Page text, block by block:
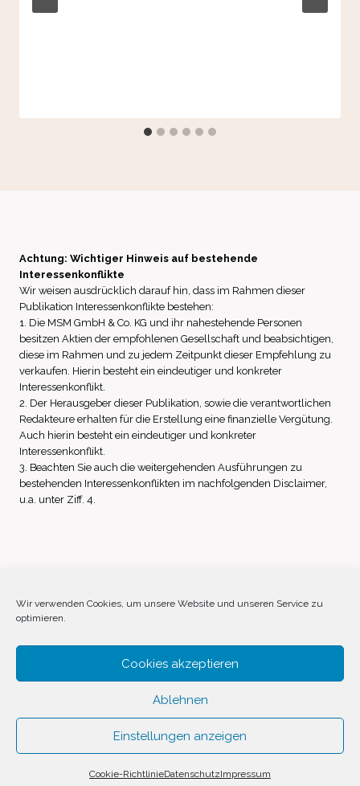
Wir verwenden Cookies, um unsere Website und unseren Service zu
optimieren.
Cookies akzeptieren
Ablehnen
Einstellungen anzeigen
Cookie-RichtlinieDatenschutzImpressum
Achtung: Wichtiger Hinweis auf bestehende
Interessenkonflikte
Wir weisen ausdrücklich darauf hin, dass im Rahmen dieser
Publikation Interessenkonflikte bestehen:
1. Die MSM GmbH & Co. KG und ihr nahestehende Personen
besitzen Aktien der empfohlenen Gesellschaft und beabsichtigen,
diese im Rahmen und zu jedem Zeitpunkt dieser Empfehlung zu
verkaufen. Hierin besteht ein eindeutiger und konkreter
Interessenkonflikt.
2. Der Herausgeber dieser Publikation, sowie die verantwortlichen
Redakteure erhalten für die Erstellung eine finanzielle Vergütung.
Auch hierin besteht ein eindeutiger und konkreter
Interessenkonflikt.
3. Beachten Sie auch die weitergehenden Ausführungen zu
bestehenden Interessenkonflikten im nachfolgenden Disclaimer,
u.a. unter Ziff. 4.
Impressum Datenschutz
Disclaimer
© 2026 Invest Inside by